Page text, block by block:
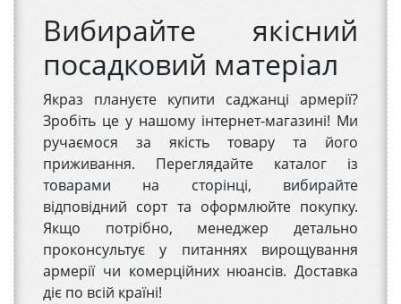
Вибирайте якісний
посадковий матеріал
Якраз плануєте купити саджанці армерії?
Зробіть це у нашому інтернет-магазині! Ми
ручаємося за якість товару та його
приживання. Переглядайте каталог із
товарами на сторінці, вибирайте
відповідний сорт та оформлюйте покупку.
Якщо потрібно, менеджер детально
проконсультує у питаннях вирощування
армерії чи комерційних нюансів. Доставка
діє по всій країні!